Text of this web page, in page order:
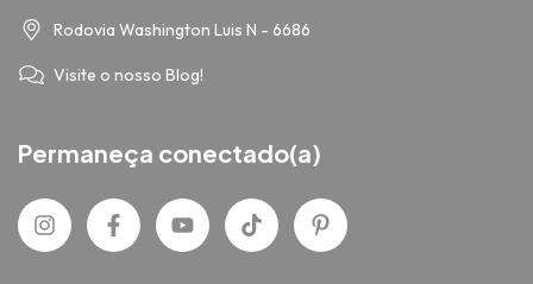
Rodovia Washington Luis N - 6686
Visite o nosso Blog!
Permaneça conectado(a)